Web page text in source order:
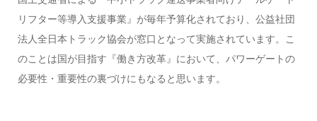
リフター等導入支援事業』が毎年予算化されており、公益社団
法人全日本トラック協会が窓口となって実施されています。こ
のことは国が目指す『働き方改革』において、パワーゲートの
必要性・重要性の裏づけにもなると思います。